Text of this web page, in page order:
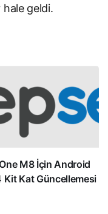
geldi.
M8 İçin Android
Kat Güncellemesi